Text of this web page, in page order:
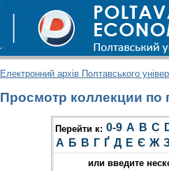
Електронний архів Полтавського
Просмотр коллекции по
Перейти к: 0-9 A B C
А Б В Г Ґ Д Е Є Ж
или введите